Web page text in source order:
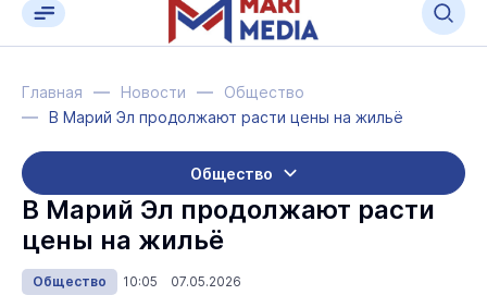
Главная Новости
Общество
В Марий Эл продолжают расти цены на жильё
Общество
В Марий Эл продолжают расти
цены на жильё
Общество 10:05 07.05.2026